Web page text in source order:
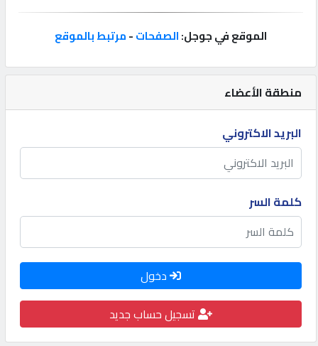
إتصل
إعلانات
المنتدى
كيو
مزاد
كيو
نمبر
كارز
منطقة الأعضاء
البريد الاكتروني
كلمة السر
دخول
تسجيل حساب جديد
الموقع في جوجل:الصفحات-مرتبط بالموقع